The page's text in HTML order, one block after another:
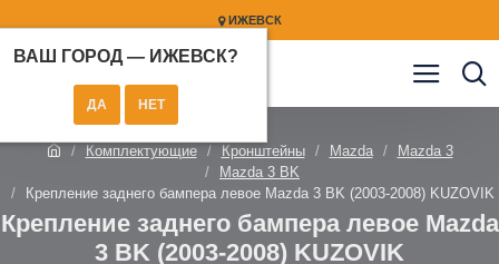
ИЖЕВСК
ВАШ ГОРОД — ИЖЕВСК?
Комплектующие Кронштейны Mazda
Mazda 3
Mazda 3 BK
Крепление заднего бампера левое Mazda 3 BK (2003-2008) KUZOVIK
Крепление заднего бампера левое Mazda
3 BK (2003-2008) KUZOVIK